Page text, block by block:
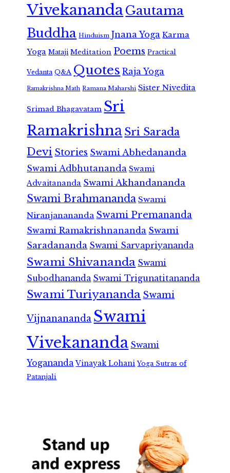
VivekanandaGautama
Buddha Hinduism Jnana Yoga Karma
Yoga Mataji Meditation Poems Practical
Vedanta Q&A Quotes Raja Yoga
Ramakrishna Math Ramana Maharshi Sister Nivedita
Srimad Bhagavatam Sri
RamakrishnaSri Sarada
Devi Stories Swami Abhedananda
Swami Adbhutananda Swami
Advaitananda Swami Akhandananda
Swami Brahmananda Swami
Niranjanananda Swami Premananda
Swami Ramakrishnananda Swami
Saradananda Swami Sarvapriyananda
Swami Shivananda Swami
Subodhananda Swami Trigunatitananda
Swami Turiyananda Swami
Vijnanananda Swami
Vivekananda Swami
Yogananda Vinayak Lohani Yoga Sutras of
Patanjali